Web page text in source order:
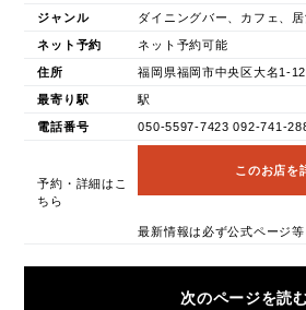
ジャンル ダイニングバー、カフェ、居
ネット予約 ネット予約可能
住所 福岡県福岡市中央区大名1-
最寄り駅 駅
電話番号 050-5597-7423 092-741-
予約・詳細はこ
ちら
このお店を
最新情報は必ず公式ページ等
次のページを読